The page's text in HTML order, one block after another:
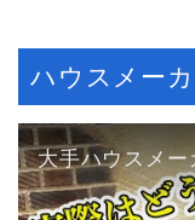
ハウスメー